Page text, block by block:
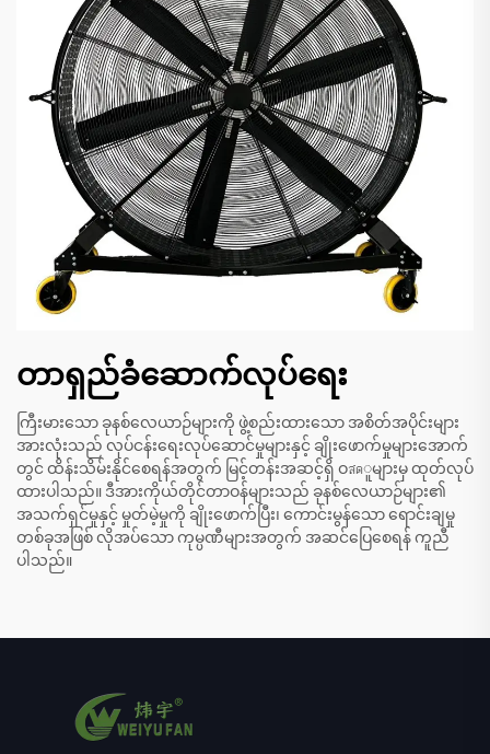
တာရှည်ခံဆောက်လုပ်ရေး
ကြီးမားသော ခုနစ်လေယာဉ်များကို ဖွဲ့စည်းထားသော အစိတ်အပိုင်းများ
အားလုံးသည် လုပ်ငန်းရေးလုပ်ဆောင်မှုများနှင့် ချိုးဖောက်မှုများအောက်
တွင် ထိန်းသိမ်းနိုင်စေရန်အတွက် မြင့်တန်းအဆင့်ရှိ ဝสดူများမှ ထုတ်လုပ်
ထားပါသည်။ ဒီအားကိုယ်တိုင်တာဝန်များသည် ခုနစ်လေယာဉ်များ၏
အသက်ရှင်မှုနှင့် မှုတ်မဲ့မှုကို ချိုးဖောက်ပြီး၊ ကောင်းမွန်သော ရောင်းချမှု
တစ်ခုအဖြစ် လိုအပ်သော ကုမ္ပဏီများအတွက် အဆင်ပြေစေရန် ကူညီ
ပါသည်။